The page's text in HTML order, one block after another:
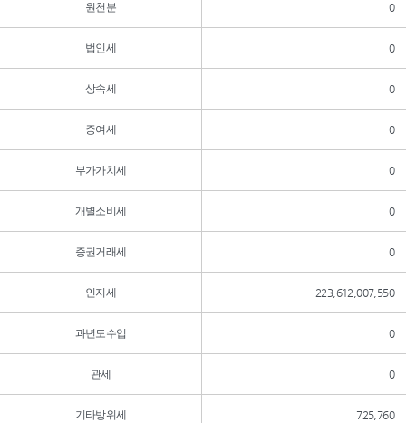
원천분 0
법인세 0
상속세 0
증여세 0
부가가치세 0
개별소비세 0
증권거래세 0
인지세 223,612,007,550
과년도수입 0
관세 0
기타방위세 725,760